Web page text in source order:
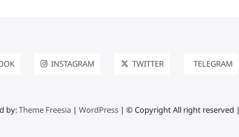
INSTAGRAM TWITTER TELEGRAM
by:Theme Freesia| WordPress| © Copyright All right reserved |